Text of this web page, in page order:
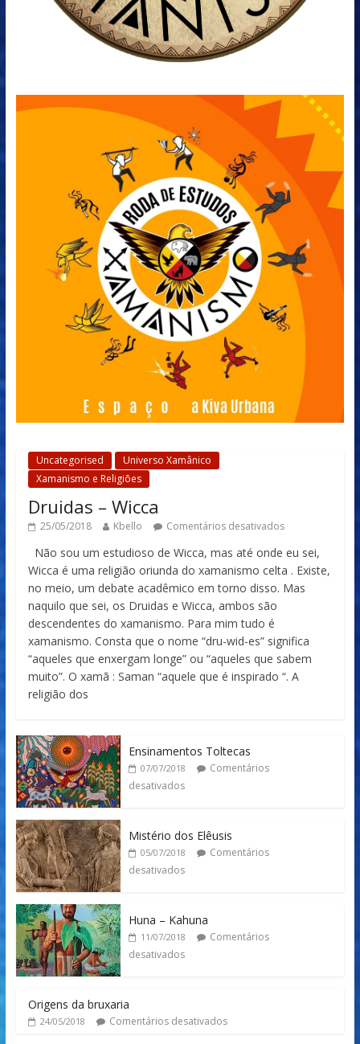
Uncategorised
Universo Xamânico
Xamanismo e Religiões
Druidas – Wicca
25/05/2018 Kbello Comentários desativados
Não sou um estudioso de Wicca, mas até onde eu sei,
Wicca é uma religião oriunda do xamanismo celta . Existe,
no meio, um debate acadêmico em torno disso. Mas
naquilo que sei, os Druidas e Wicca, ambos são
descendentes do xamanismo. Para mim tudo é
xamanismo. Consta que o nome “dru-wid-es” significa
“aqueles que enxergam longe” ou “aqueles que sabem
muito”. O xamã : Saman “aquele que é inspirado “. A
religião dos
Ensinamentos Toltecas
07/07/2018
Comentários
desativados
Mistério dos Elêusis
05/07/2018
Comentários
desativados
Huna – Kahuna
11/07/2018
Comentários
desativados
Origens da bruxaria
24/05/2018 Comentários desativados